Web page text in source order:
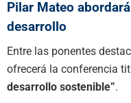
Pilar Mateo
desarrollo
Entre las ponentes
ofrecerá la conferencia
desarrollo sostenible”.